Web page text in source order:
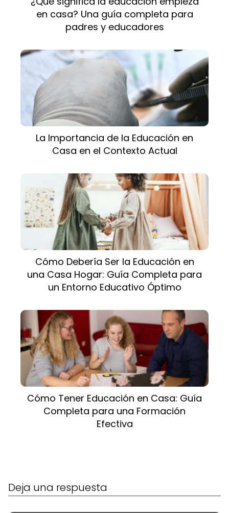
en casa? Una guía completa para
padres y educadores
La Importancia de la Educación en
Casa en el Contexto Actual
Cómo Debería Ser la Educación en
una Casa Hogar: Guía Completa para
un Entorno Educativo Óptimo
Cómo Tener Educación en Casa: Guía
Completa para una Formación
Efectiva
Deja una respuesta